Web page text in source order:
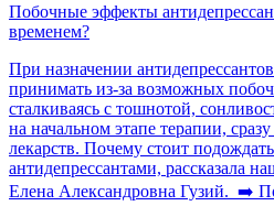
Побочные эффекты
временем?
При назначении
принимать из-за возможных
сталкиваясь с тошнотой,
на начальном этапе терапии,
лекарств. Почему стоит
антидепрессантами, рассказала
Елена Александровна Гузий. ➡️